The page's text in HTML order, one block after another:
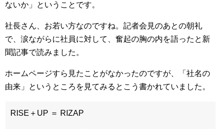
ないか」ということです。
社長さん、お若い方なのですね。記者会見のあとの朝礼
で、涙ながらに社員に対して、奮起の胸の内を語ったと新
聞記事で読みました。
ホームページすら見たことがなかったのですが、「社名の
由来」というところを見てみるとこう書かれていました。
RISE＋UP ＝ RIZAP